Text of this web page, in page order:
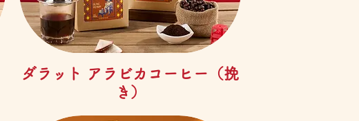
제품보기
ダラット アラビカコーヒー（挽
き）